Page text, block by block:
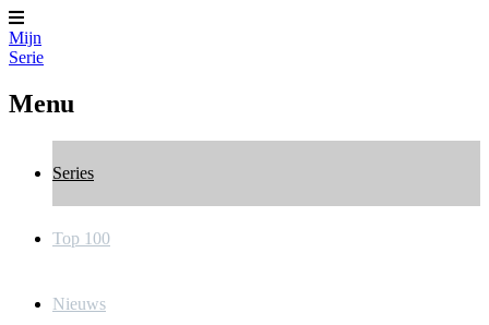
Mijn
Serie
Menu
Series
Top 100
Nieuws